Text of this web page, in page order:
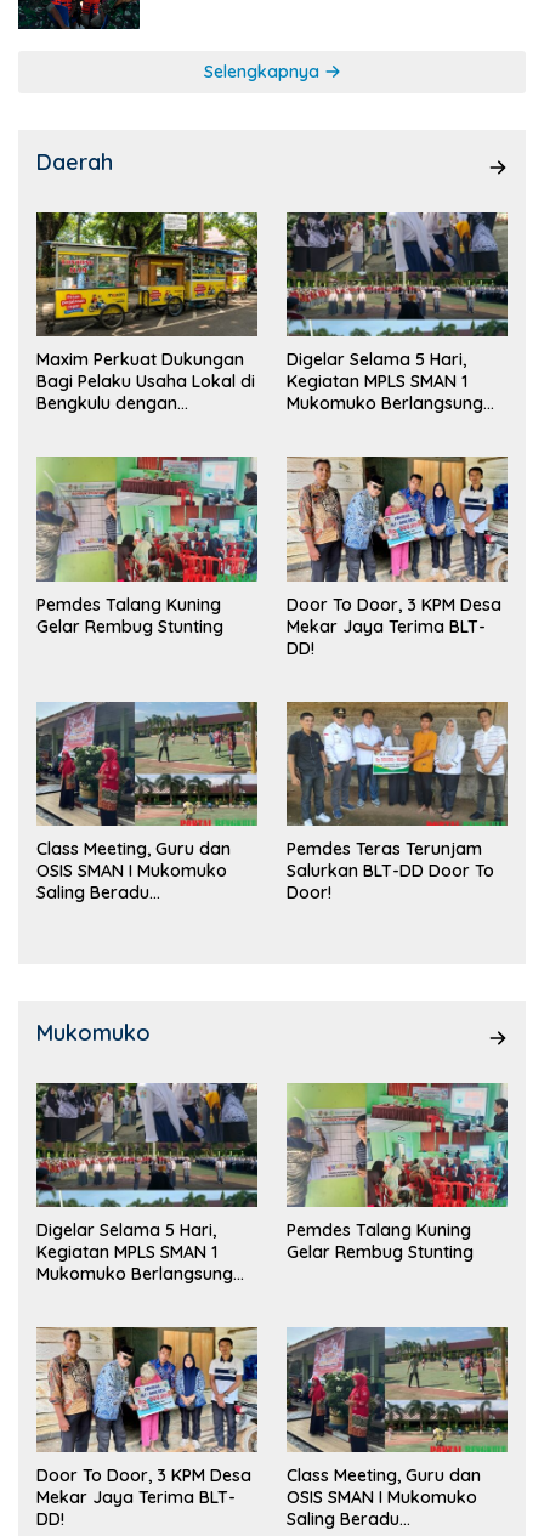
Selengkapnya
Daerah
Maxim Perkuat Dukungan
Bagi Pelaku Usaha Lokal di
Bengkulu dengan
Pasar
Digelar Selama 5 Hari,
Kegiatan MPLS SMAN 1
Mukomuko Berlangsung
Pemdes Talang Kuning
Gelar Rembug Stunting
Door To Door, 3 KPM Desa
Mekar Jaya Terima BLT-
DD!
Class Meeting, Guru dan
OSIS SMAN I Mukomuko
Saling Beradu
Pemdes Teras Terunjam
Salurkan BLT-DD Door To
Door!
Mukomuko
Digelar Selama 5 Hari,
Kegiatan MPLS SMAN 1
Mukomuko Berlangsung
Pemdes Talang Kuning
Gelar Rembug Stunting
Door To Door, 3 KPM Desa
Mekar Jaya Terima BLT-
DD!
Class Meeting, Guru dan
OSIS SMAN I Mukomuko
Saling Beradu